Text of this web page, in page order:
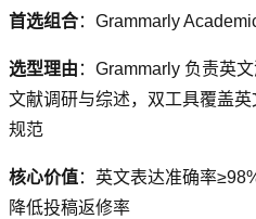
首选组合：Grammarly
选型理由 ：Grammarly 负责英
文献调研与综述，双工具覆盖
规范
核心价值：英文表达准确率
降低投稿返修率